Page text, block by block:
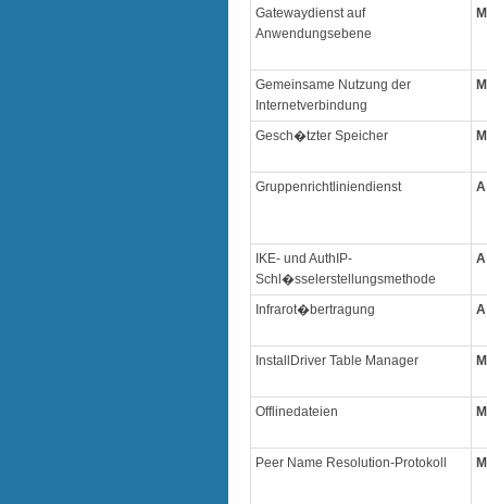
Gatewaydienst auf
Anwendungsebene
M
Gemeinsame Nutzung der
Internetverbindung
M
Gesch�tzter Speicher M
Gruppenrichtliniendienst A
IKE- und AuthIP-
Schl�sselerstellungsmethode
A
Infrarot�bertragung A
InstallDriver Table Manager M
Offlinedateien M
Peer Name Resolution-Protokoll M